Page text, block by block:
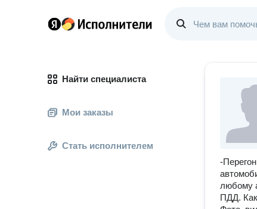
Найти специалиста
Мои заказы
Стать исполнителем
-
любому
ПДД.